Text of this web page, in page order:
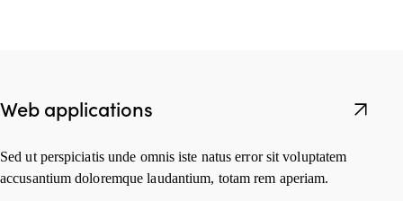
Web applications
Sed ut perspiciatis unde omnis iste natus error sit voluptatem
accusantium doloremque laudantium, totam rem aperiam.